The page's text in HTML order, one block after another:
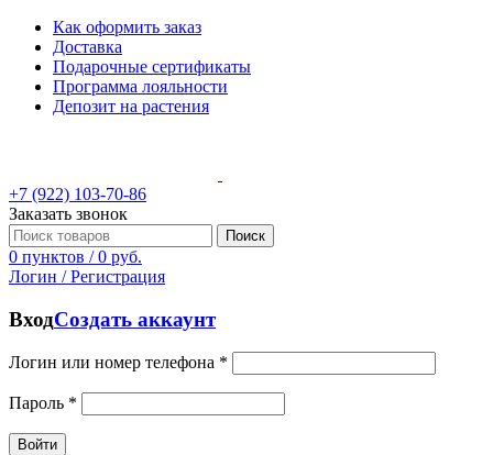
Как оформить заказ
Доставка
Подарочные сертификаты
Программа лояльности
Депозит на растения
+7 (922) 103-70-86
Заказать звонок
Поиск
0 пунктов / 0 руб.
Логин / Регистрация
ВходСоздать аккаунт
Логин или номер телефона *
Пароль *
Войти